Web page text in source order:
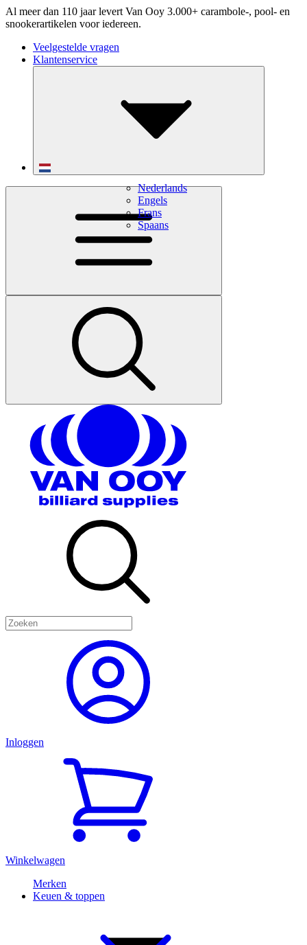
Al meer dan 110 jaar levert Van Ooy 3.000+ carambole-, pool- en
snookerartikelen voor iedereen.
Veelgestelde vragen
Klantenservice
Nederlands
Engels
Frans
Spaans
Inloggen
Winkelwagen
Merken
Keuen & toppen